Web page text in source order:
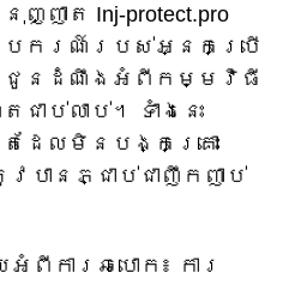
ញ្ញាត Inj-protect.pro
បករណ៍របស់អ្នកប្រើ
រជូនដំណឹងអំពីកម្មវិធី
ប់លាប់។ ទាំងនេះ
តដែលមិនបង្កគ្រោះ
វបានភ្ជាប់ជាញឹកញាប់
ពីការឆបោក៖ ការ